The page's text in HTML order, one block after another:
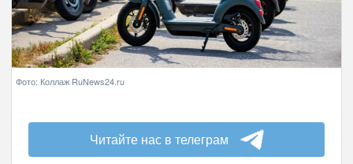
Фото: Коллаж RuNews24.ru
Читайте нас в телеграм